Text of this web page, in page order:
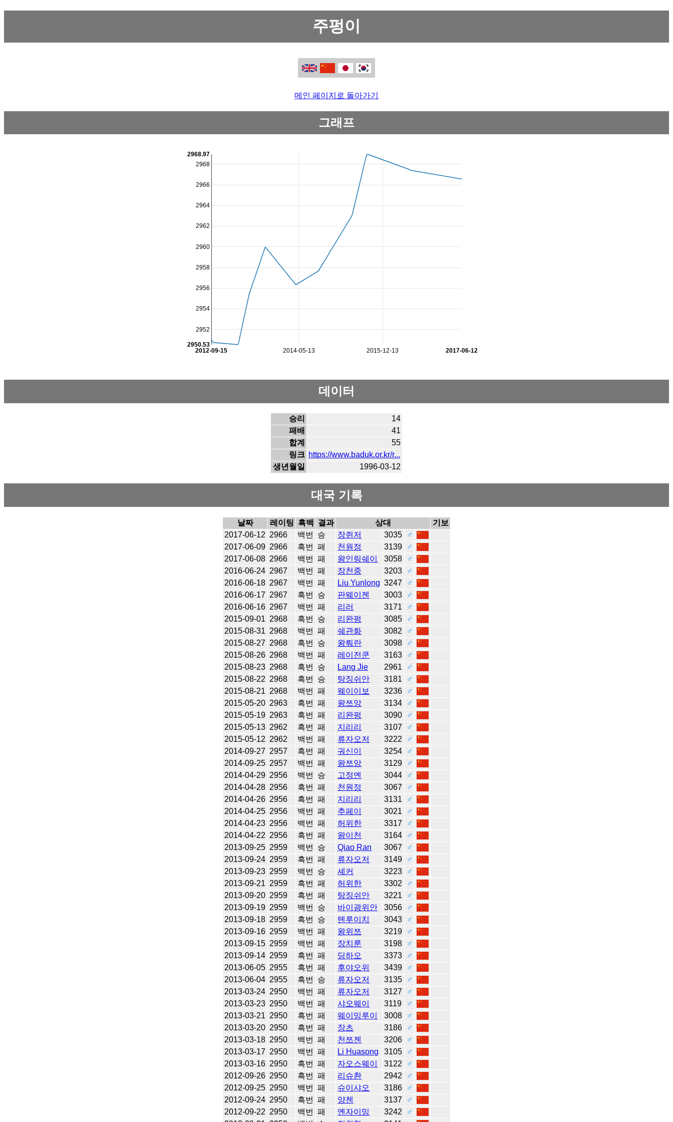
주펑이
메인 페이지로 돌아가기
그래프
2014-05-13 2015-12-13
2012-09-15 2017-06-12
2952
2954
2956
2958
2960
2962
2964
2966
2968
2950.53
2968.97
데이터
승리
14
패배
41
합계
55
링크 https://www.baduk.or.kr/r...
생년월일
1996-03-12
대국 기록
날짜 레이팅 흑백 결과 상대
기보
2017-06-12 2966 백번 승 장쥔저 3035
♂
2017-06-09 2966 흑번 패 천원정 3139
♂
2017-06-08 2966 백번 패 왕인링쉐이 3058
♂
2016-06-24 2967 백번 패 장천중 3203
♂
2016-06-18 2967 백번 패 Liu Yunlong 3247
♂
2016-06-17 2967 흑번 승 판웨이젠 3003
♂
2016-06-16 2967 백번 패 리러 3171
♂
2015-09-01 2968 흑번 승 리완펑 3085
♂
2015-08-31 2968 백번 패 쉐관화 3082
♂
2015-08-27 2968 흑번 승 왕뤄란 3098
♂
2015-08-26 2968 백번 패 레이전쿤 3163
♂
2015-08-23 2968 흑번 승 Lang Jie 2961
♂
2015-08-22 2968 흑번 승 탕징쉬안 3181
♂
2015-08-21 2968 백번 패 웨이이보 3236
♂
2015-05-20 2963 흑번 패 왕쯔앙 3134
♂
2015-05-19 2963 흑번 패 리완펑 3090
♂
2015-05-13 2962 흑번 패 지리리 3107
♂
2015-05-12 2962 백번 패 류자오저 3222
♂
2014-09-27 2957 흑번 패 궈신이 3254
♂
2014-09-25 2957 백번 패 왕쯔앙 3129
♂
2014-04-29 2956 백번 승 고정옌 3044
♂
2014-04-28 2956 흑번 패 천원정 3067
♂
2014-04-26 2956 흑번 패 지리리 3131
♂
2014-04-25 2956 백번 패 추페이 3021
♂
2014-04-23 2956 백번 패 허위한 3317
♂
2014-04-22 2956 흑번 패 왕이천 3164
♂
2013-09-25 2959 백번 승 Qiao Ran 3067
♂
2013-09-24 2959 흑번 패 류자오저 3149
♂
2013-09-23 2959 백번 승 셰커 3223
♂
2013-09-21 2959 흑번 패 허위한 3302
♂
2013-09-20 2959 흑번 패 탕징쉬안 3221
♂
2013-09-19 2959 백번 승 바이광위안 3056
♂
2013-09-18 2959 흑번 승 톈루이치 3043
♂
2013-09-16 2959 백번 패 왕위쯔 3219
♂
2013-09-15 2959 백번 패 장치룬 3198
♂
2013-09-14 2959 흑번 패 딩하오 3373
♂
2013-06-05 2955 흑번 패 후야오위 3439
♂
2013-06-04 2955 흑번 승 류자오저 3135
♂
2013-03-24 2950 백번 패 류자오저 3127
♂
2013-03-23 2950 백번 패 샤오웨이 3119
♂
2013-03-21 2950 흑번 패 웨이밍루이 3008
♂
2013-03-20 2950 흑번 패 장츠 3186
♂
2013-03-18 2950 백번 패 천쯔젠 3206
♂
2013-03-17 2950 백번 패 Li Huasong 3105
♂
2013-03-16 2950 흑번 패 자오스웨이 3122
♂
2012-09-26 2950 흑번 패 리슈촨 2942
♂
2012-09-25 2950 백번 패 슈이샤오 3186
♂
2012-09-24 2950 흑번 패 양첸 3137
♂
2012-09-22 2950 백번 패 옌자이밍 3242
♂